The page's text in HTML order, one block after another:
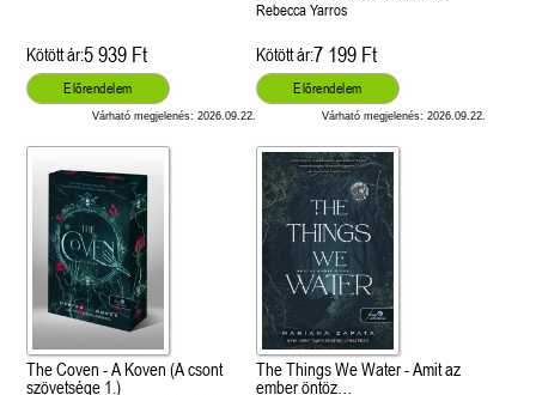
Kötött ár:5 939 Ft
Előrendelem
Várható megjelenés: 2026.09.22.
Rebecca Yarros
Kötött ár:7 199 Ft
Előrendelem
Várható megjelenés: 2026.09.22.
The Coven - A Koven (A csont
szövetsége 1.)
The Things We Water - Amit az
ember öntöz…